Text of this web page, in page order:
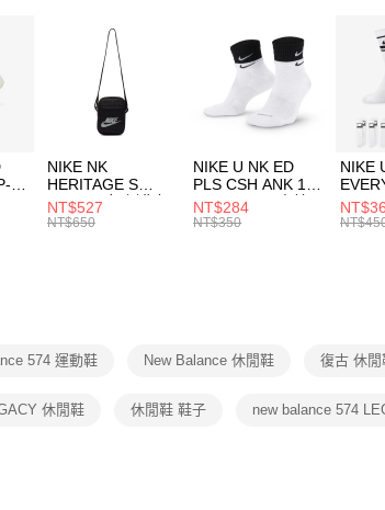
３．安心：先確認商品／服務後
【「AFTEE先享後付」結帳流程
１．於結帳方式選擇「AFTEE
付」結帳頁面，進行簡訊認證
２．訂單成立數日內，您將收到
３．收到繳費通知簡訊後14天
／ATM／網路銀行／等多元方
※ 請注意：結帳手續完成當下
絡購買商品的店家。未經商家
先享後付繳納相關費用。
１．透過由恩沛科技股份有限
交易，需依本服務之必要範圍
２．關於個人資料處理事宜，請
每筆NT$100，滿NT$1,500(
每筆NT$100，滿NT$1,500(
付款後門市自取
每筆NT$100，滿NT$1,500(
NIKE NK
HERITAGE S
SMIT 男女 側背包
BA5871010
NT$527
NT$650
NIKE U NK ED
PLS CSH ANK 1P
144 DBL 男 中統
襪 DH4058104
NT$284
NT$350
NIKE
男女
574 運動鞋 New Balance 休閒鞋 復古 休閒
休閒鞋 休閒鞋 鞋子 new balance 574